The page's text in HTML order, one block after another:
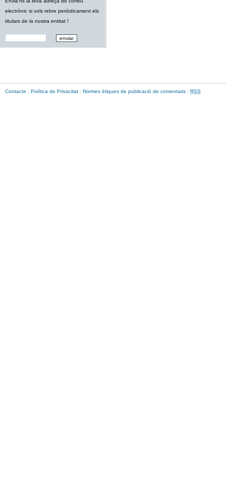
electrònic si vols rebre periòdicament els
titulars de la nostra entitat !
Contacte | Política de Privacitat | Normes ètiques de publicació de comentaris | RSS